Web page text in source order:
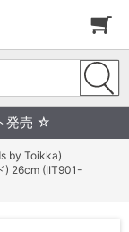
発売 ☆
by Toikka)
) 26cm (IIT901-